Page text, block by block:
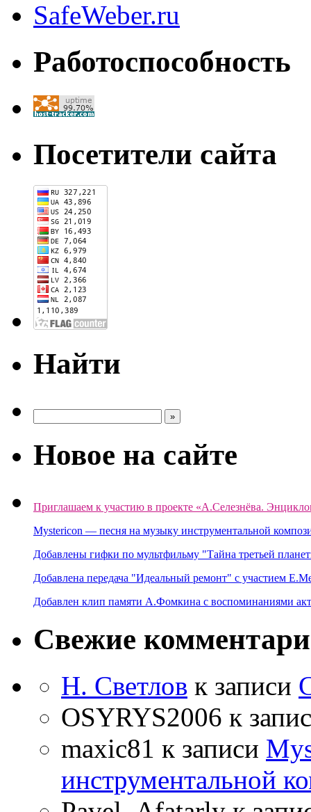
Работоспособность
Посетители сайта
Найти
Новое на сайте
Приглашаем к участию в проекте «А.Селезнёва.
Mystericon — песня на музыку инструментальной
Добавлены гифки по мультфильму "Тайна третьей
Добавлена передача "Идеальный ремонт" с участием
Добавлен клип памяти А.Фомкина с воспоминаниями
Свежие
Н. Светлов к записи
OSYRYS2006 к
maxic81 к записи
инструментальной